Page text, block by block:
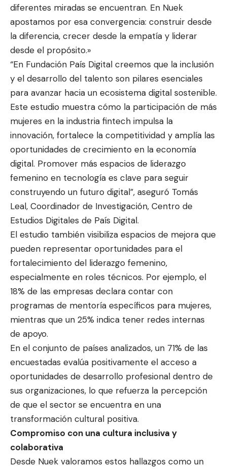
diferentes miradas se encuentran. En Nuek
apostamos por esa convergencia: construir desde
la diferencia, crecer desde la empatía y liderar
desde el propósito.»
“En Fundación País Digital creemos que la inclusión
y el desarrollo del talento son pilares esenciales
para avanzar hacia un ecosistema digital sostenible.
Este estudio muestra cómo la participación de más
mujeres en la industria fintech impulsa la
innovación, fortalece la competitividad y amplía las
oportunidades de crecimiento en la economía
digital. Promover más espacios de liderazgo
femenino en tecnología es clave para seguir
construyendo un futuro digital”, aseguró Tomás
Leal, Coordinador de Investigación, Centro de
Estudios Digitales de País Digital.
El estudio también visibiliza espacios de mejora que
pueden representar oportunidades para el
fortalecimiento del liderazgo femenino,
especialmente en roles técnicos. Por ejemplo, el
18% de las empresas declara contar con
programas de mentoría específicos para mujeres,
mientras que un 25% indica tener redes internas
de apoyo.
En el conjunto de países analizados, un 71% de las
encuestadas evalúa positivamente el acceso a
oportunidades de desarrollo profesional dentro de
sus organizaciones, lo que refuerza la percepción
de que el sector se encuentra en una
transformación cultural positiva.
Compromiso con una cultura inclusiva y
colaborativa
Desde Nuek valoramos estos hallazgos como un